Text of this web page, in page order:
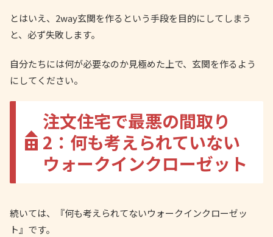
とはいえ、2way玄関を作るという手段を目的にしてしまう
と、必ず失敗します。
自分たちには何が必要なのか見極めた上で、玄関を作るよう
にしてください。
注文住宅で最悪の間取り
2：何も考えられていない
ウォークインクローゼット
続いては、『何も考えられてないウォークインクローゼッ
ト』です。